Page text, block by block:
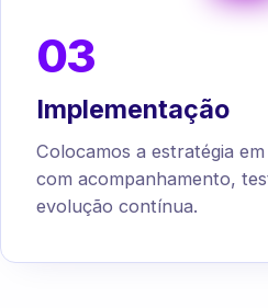
03
Implementação
Colocamos a estratégia
com acompanhamento,
evolução contínua.